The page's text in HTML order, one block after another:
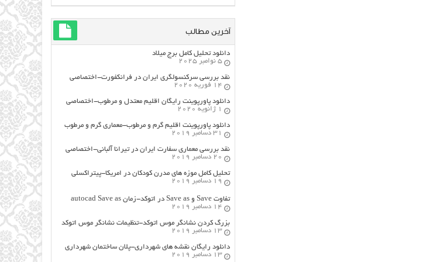
آخرین مطالب
دانلود تحلیل کامل برج میلاد
5 نوامبر 2025
نقد بررسی سرکنسولگری ایران در فرانکفورت-اختصاصی
14 فوریه 2020
دانلود پاورپوینت رایگان اقلیم معتدل و مرطوب-اختصاصی
1 ژانویه 2020
دانلود پاورپوینت اقلیم گرم و مرطوب-معماری گرم و مرطوب
31 دسامبر 2019
نقد بررسی معماری سفارت ایران در تیرانا آلبانی-اختصاصی
20 دسامبر 2019
تحلیل کامل موزه های مدرن کودکان در امریکا-پیتراکسلی
19 دسامبر 2019
تفاوت Save و Save as در اتوکد-زمان autocad Save as
14 دسامبر 2019
بزرگ کردن نشانگر موس اتوکد-تنظیمات نشانگر موس اتوکد
13 دسامبر 2019
دانلود رایگان نقشه های شهرداری-پلان ساختمان شهرداری
13 دسامبر 2019